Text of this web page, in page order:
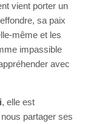
vient porter un
sa paix
même et les
impassible
avec
, elle est
partager ses